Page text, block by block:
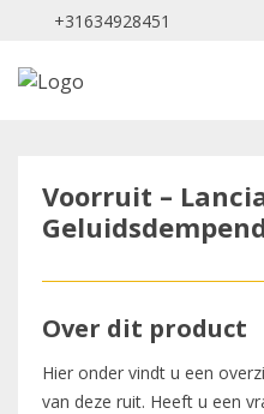
+31634928451
Voorruit –
Over dit product
Hier onder vindt u een
van deze ruit. Heeft u een